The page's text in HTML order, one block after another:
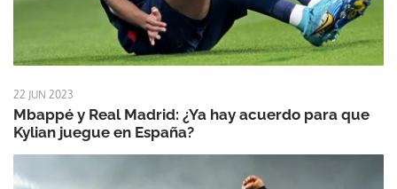
22 JUN 2023
Mbappé y Real Madrid: ¿Ya hay acuerdo para que
Kylian juegue en España?